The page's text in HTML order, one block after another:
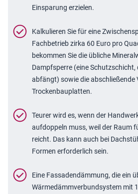
Einsparung erzielen.
Kalkulieren Sie für eine
Fachbetrieb zirka 60 Euro pro
bekommen Sie die übliche
Dampfsperre (eine Schutzschicht,
abfängt) sowie die abschließende
Trockenbauplatten.
Teurer wird es, wenn der
aufdoppeln muss, weil der Raum
reicht. Das kann auch bei
Formen erforderlich sein.
Eine Fassadendämmung, die ein
Wärmedämmverbundsystem mit